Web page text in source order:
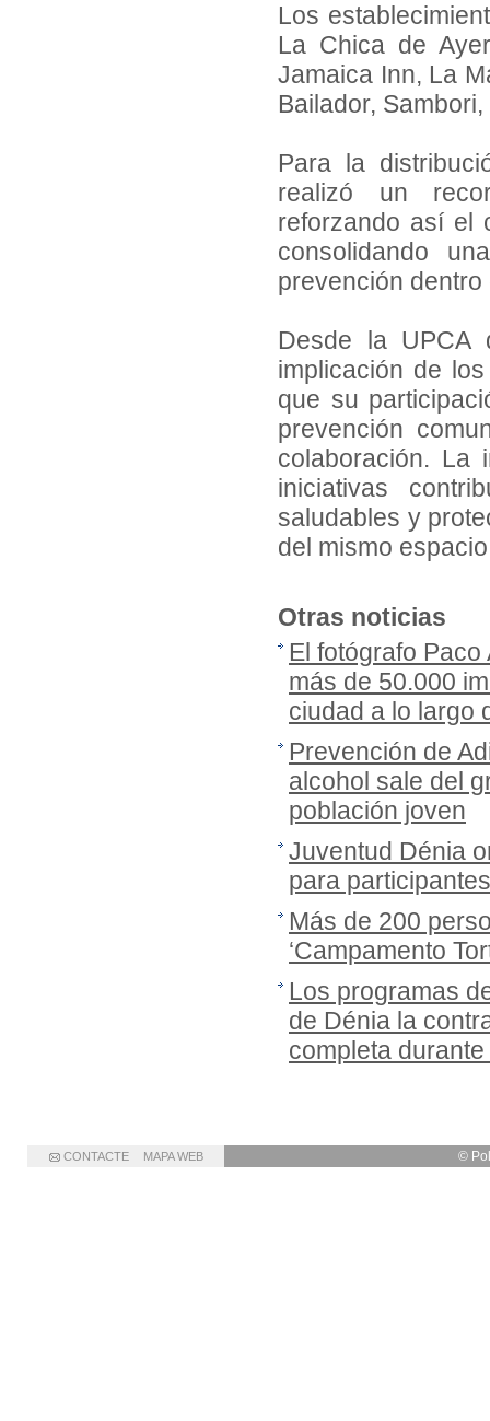
Los
La Chica de
Jamaica Inn, La
Bailador,
Para la
realizó un
reforzando así el
consolidando
prevención
Desde la UPCA
implicación de
que su
prevención
colaboración. La
iniciativas
saludables y
del mismo
Otras noticias
El fotógrafo
más de 50.000
ciudad a lo largo
Prevención de
alcohol sale del
población joven
Juventud Dénia
para
Más de 200
‘Campamento
Los programas
de Dénia la
completa
©
CONTACTE MAPA WEB